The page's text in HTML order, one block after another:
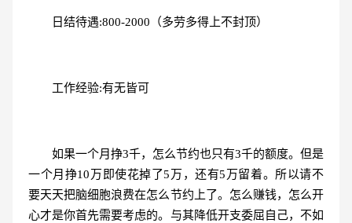
日结待遇:800-2000（多劳多得上不封顶）
工作经验:有无皆可
如果一个月挣3千，怎么节约也只有3千的额度。但是
一个月挣10万即使花掉了5万，还有5万留着。所以请不
要天天把脑细胞浪费在怎么节约上了。怎么赚钱，怎么开
心才是你首先需要考虑的。与其降低开支委屈自己，不如